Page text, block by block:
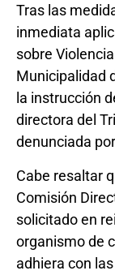
Tras las
inmediata
sobre
Municipalidad
la instrucción
directora del
denunciada
Cabe resaltar
Comisión
solicitado en
organismo de
adhiera con